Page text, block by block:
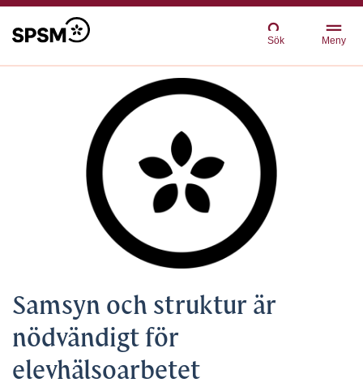
Sök Meny
Samsyn och struktur är
nödvändigt för
elevhälsoarbetet